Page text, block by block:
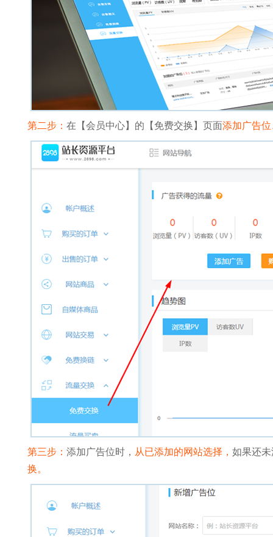
第二步： 在【会员中心】的【免费交换】页面添加广告
第三步： 添加广告位时， 从已添加的网站选择， 如果还
换。